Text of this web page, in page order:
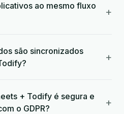
ao mesmo fluxo
+
são sincronizados
+
+ Todify é segura e
o GDPR?
+